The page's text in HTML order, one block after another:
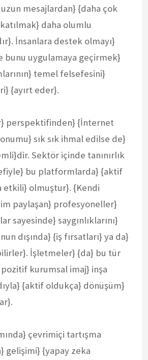
mesajlardan} {daha çok
daha olumlu
İnsanlara destek olmayı}
bunu uygulamaya geçirmek}
temel felsefesini}
{ayırt eder}.
perspektifinden} {İnternet
sık sık ihmal edilse de}
Sektör içinde tanınırlık
bu platformlarda} {aktif
etkili} olmuştur}. {Kendi
paylaşan} profesyoneller}
sayesinde} saygınlıklarını}
dışında} {iş fırsatları} ya da}
İşletmeler} {da} bu tür
kurumsal imaj} inşa
{aktif oldukça} dönüşüm}
çevrimiçi tartışma
gelişimi} {yapay zeka